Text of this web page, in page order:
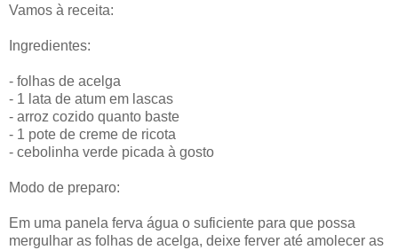
Vamos à receita:
Ingredientes:
- folhas de acelga
- 1 lata de atum em lascas
- arroz cozido quanto baste
- 1 pote de creme de ricota
- cebolinha verde picada à gosto
Modo de preparo:
Em uma panela ferva água o suficiente para que possa
mergulhar as folhas de acelga, deixe ferver até amolecer as